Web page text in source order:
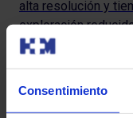
Consentimiento
alta resolución y
exploración
exploración segura y